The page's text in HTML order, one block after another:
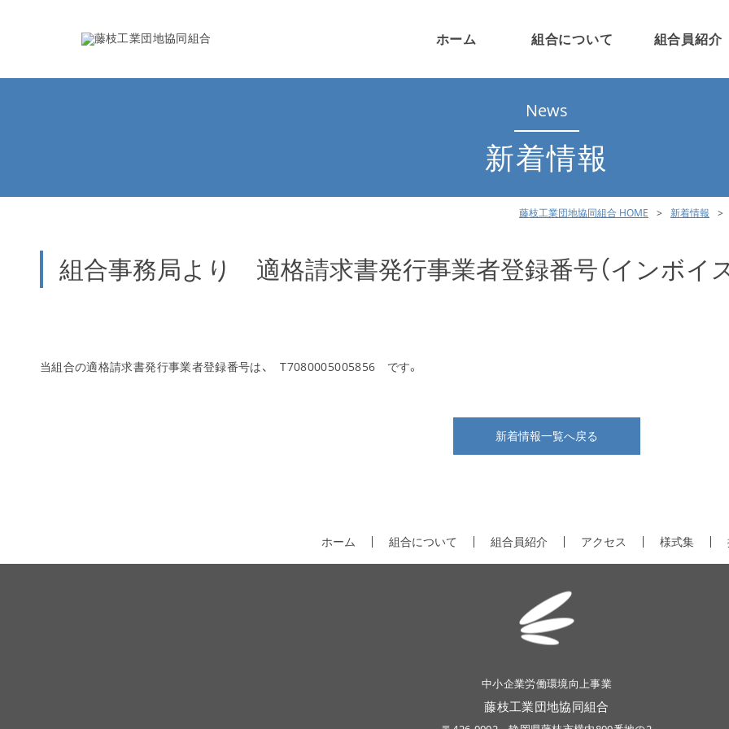
ホーム 組合について 組合員紹介
News
新着情報
藤枝工業団地協同組合 HOME 新着情報
組合事務局より 適格請求書発行事業者登録番号（インボイ
当組合の適格請求書発行事業者登録番号は、 T7080005005856 です。
新着情報一覧へ戻る
ホーム 組合について 組合員紹介 アクセス 様式集
中小企業労働環境向上事業
藤枝工業団地協同組合